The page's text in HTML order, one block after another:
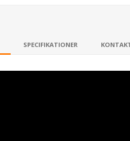
SPECIFIKATIONER